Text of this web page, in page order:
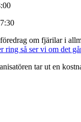
om fjärilar i
ring så ser vi om det
tar ut en